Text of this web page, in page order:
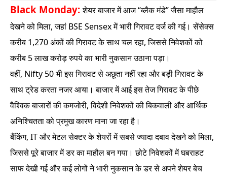
Black Monday: शेयर बाजार में आज “ब्लैक मंडे” जैसा माहौल
देखने को मिला, जहां BSE Sensex में भारी गिरावट दर्ज की गई। सेंसेक्स
करीब 1,270 अंकों की गिरावट के साथ चल रहा, जिससे निवेशकों को
करीब 5 लाख करोड़ रुपये का भारी नुकसान उठाना पड़ा।
वहीं, Nifty 50 भी इस गिरावट से अछूता नहीं रहा और बड़ी गिरावट के
साथ ट्रेड करता नजर आया। बाजार में आई इस तेज गिरावट के पीछे
वैश्विक बाजारों की कमजोरी, विदेशी निवेशकों की बिकवाली और आर्थिक
अनिश्चितता को प्रमुख कारण माना जा रहा है।
बैंकिंग, IT और मेटल सेक्टर के शेयरों में सबसे ज्यादा दबाव देखने को मिला,
जिससे पूरे बाजार में डर का माहौल बन गया। छोटे निवेशकों में घबराहट
साफ देखी गई और कई लोगों ने भारी नुकसान के डर से अपने शेयर बेच